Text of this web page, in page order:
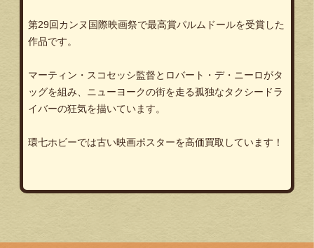
第29回カンヌ国際映画祭で最高賞パルムドールを受賞した
作品です。
マーティン・スコセッシ監督とロバート・デ・ニーロがタ
ッグを組み、ニューヨークの街を走る孤独なタクシードラ
イバーの狂気を描いています。
環七ホビーでは古い映画ポスターを高価買取しています！